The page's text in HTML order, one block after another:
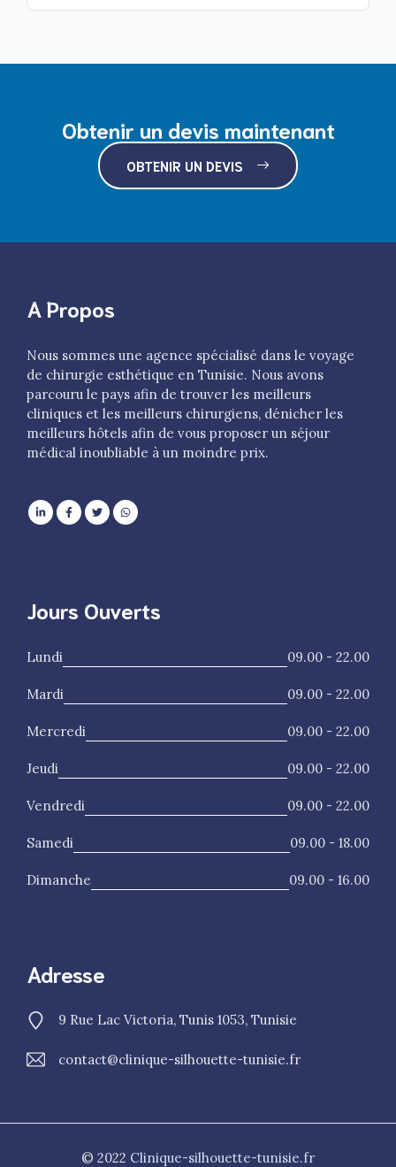
Obtenir un devis maintenant
OBTENIR UN DEVIS
A Propos
Nous sommes une agence spécialisé dans le voyage
de chirurgie esthétique en Tunisie. Nous avons
parcouru le pays afin de trouver les meilleurs
cliniques et les meilleurs chirurgiens, dénicher les
meilleurs hôtels afin de vous proposer un séjour
médical inoubliable à un moindre prix.
Jours Ouverts
Lundi 09.00 - 22.00
Mardi 09.00 - 22.00
Mercredi 09.00 - 22.00
Jeudi 09.00 - 22.00
Vendredi 09.00 - 22.00
Samedi 09.00 - 18.00
Dimanche 09.00 - 16.00
Adresse
9 Rue Lac Victoria, Tunis 1053, Tunisie
contact@clinique-silhouette-tunisie.fr
© 2022 Clinique-silhouette-tunisie.fr